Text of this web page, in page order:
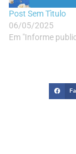
Post Sem Tìtulo
06/05/2025
Em "Informe